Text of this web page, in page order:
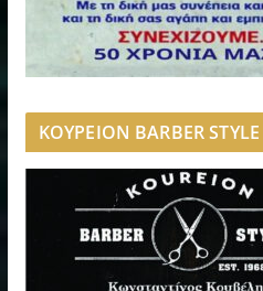
ΚΟΥΡΕΙΟΝ BARBER STYLE